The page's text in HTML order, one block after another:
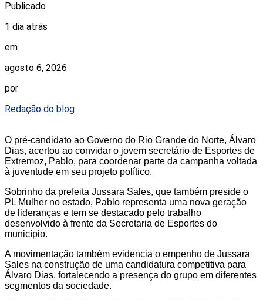
Publicado
1 dia atrás
em
agosto 6, 2026
por
Redação do blog
O pré-candidato ao Governo do Rio Grande do Norte, Álvaro
Dias, acertou ao convidar o jovem secretário de Esportes de
Extremoz, Pablo, para coordenar parte da campanha voltada
à juventude em seu projeto político.
Sobrinho da prefeita Jussara Sales, que também preside o
PL Mulher no estado, Pablo representa uma nova geração
de lideranças e tem se destacado pelo trabalho
desenvolvido à frente da Secretaria de Esportes do
município.
A movimentação também evidencia o empenho de Jussara
Sales na construção de uma candidatura competitiva para
Álvaro Dias, fortalecendo a presença do grupo em diferentes
segmentos da sociedade.